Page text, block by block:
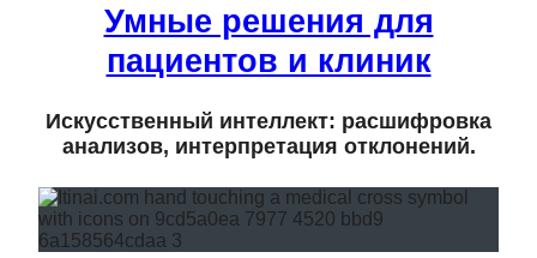
Умные решения для
пациентов и клиник
Искусственный интеллект: расшифровка
анализов, интерпретация отклонений.